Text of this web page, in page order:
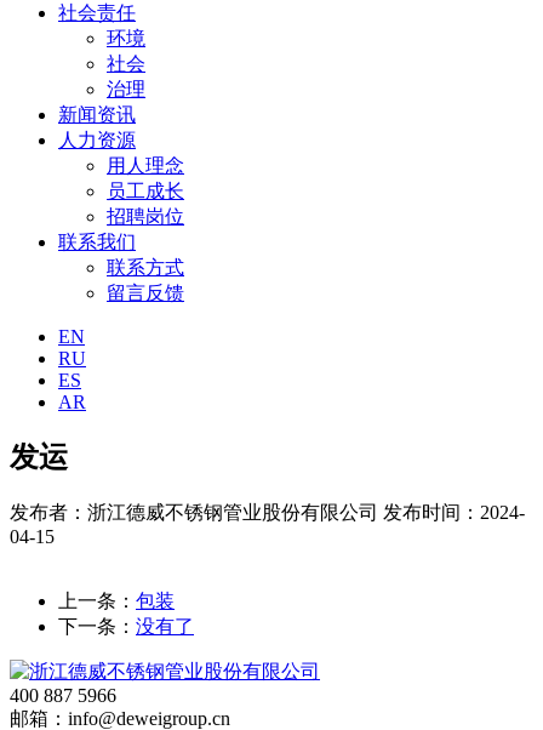
社会责任
环境
社会
治理
新闻资讯
人力资源
用人理念
员工成长
招聘岗位
联系我们
联系方式
留言反馈
EN
RU
ES
AR
发运
发布者：浙江德威不锈钢管业股份有限公司 发布时间：2024-
04-15
上一条： 包装
下一条： 没有了
400 887 5966
邮箱：info@deweigroup.cn